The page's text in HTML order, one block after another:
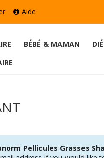
Aide
BÉBÉ & MAMAN
Pellicules Grasses